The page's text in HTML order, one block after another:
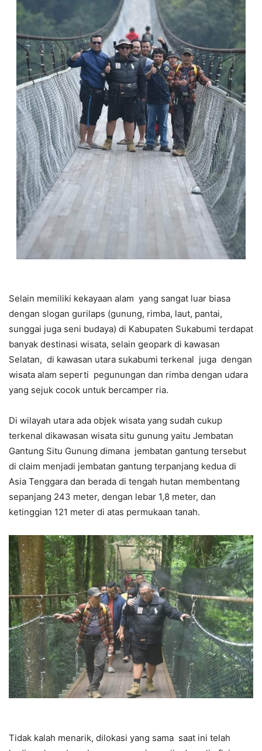
Selain memiliki kekayaan alam yang sangat luar biasa
dengan slogan gurilaps (gunung, rimba, laut, pantai,
sunggai juga seni budaya) di Kabupaten Sukabumi terdapat
banyak destinasi wisata, selain geopark di kawasan
Selatan, di kawasan utara sukabumi terkenal juga dengan
wisata alam seperti pegunungan dan rimba dengan udara
yang sejuk cocok untuk bercamper ria.
Di wilayah utara ada objek wisata yang sudah cukup
terkenal dikawasan wisata situ gunung yaitu Jembatan
Gantung Situ Gunung dimana jembatan gantung tersebut
di claim menjadi jembatan gantung terpanjang kedua di
Asia Tenggara dan berada di tengah hutan membentang
sepanjang 243 meter, dengan lebar 1,8 meter, dan
ketinggian 121 meter di atas permukaan tanah.
Tidak kalah menarik, dilokasi yang sama saat ini telah